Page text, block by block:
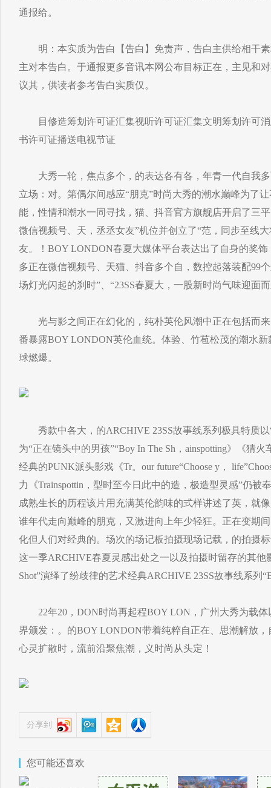
通报给。
明：本实质为告白【告白】免责声，告白主供给相干素
主对本告白。于通报更多音讯本网公布目标正在，主见和
议其，供读者参考告白实质仅。
目修造筹划许可证汇集视听许可证汇集文明筹划许可消
书许可证播送电视节证
大秀一轮，焦点多个，的表达各有各，年青一代自我多
立场：对。第偶尔间感应“朋克”时尚大秀的潮水巅峰为了
能，性情和潮水一同寻找，猫、抖音官方旗舰店开启了三
微信视频号、天，丞丞女友”机位并创立了“范，同步至线
友。！BOY LONDON春夏大媒体平台表达出了自身的奖饰
多正在微信视频号、天猫、抖音多个自，数控起落装配99
场灯光闪起的刹时”、“23SS春夏大，一股新时尚气味迎面
光与影之间正在幻化的，纯朴英伦风潮中正在包括而来
番暴露BOY LONDON英伦血统。体验、竹苞松茂的潮水
球燃爆。
秀款中各大，的ARCHIVE 23SS故事线系列极具特质以
为“正在镜头中的男孩”“Boy In The Sh，ainspotting》《猜
经典的PUNK派头影戏《Tr。our future“Choose y，
力《Trainspottin，型时至今日此中的造，极造型灵感”仍被
成熟生长的历程该片用充满英伦韵味的式样讲述了英，就
谁年代走向巅峰的朋克，又激进向上年少轻狂。正在变期
化但人们对经典的。场次的场记板拍摄现场记载，的拍摄
这一季ARCHIVE春夏灵感出处之一以及拍摄时留存的其他
Shot”演绎了纷歧律的艺术经典ARCHIVE 23SS故事线系列
22年20，DON时尚再起程BOY LON，广州大秀为载体
界颁发：。的BOY LONDON带着纯粹自正在、思潮解放
心灵扩散时，流前沿聚焦潮，义时尚从头定！
分享到
您可能还喜欢